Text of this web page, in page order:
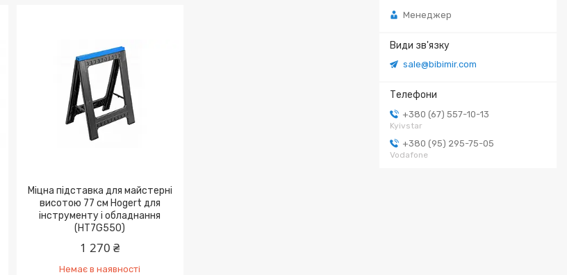
Менеджер
sale@bibimir.com
+380 (67) 557-10-13
Kyivstar
+380 (95) 295-75-05
Vodafone
Міцна підставка для майстерні
висотою 77 см Hogert для
інструменту і обладнання
(HT7G550)
1 270 ₴
Немає в наявності